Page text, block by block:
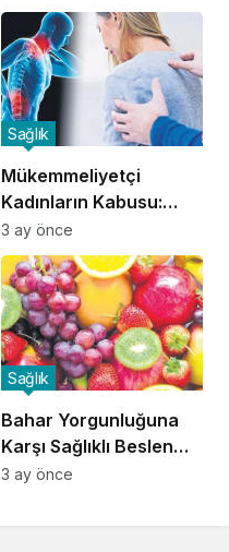
Mükemmeliyetçi
Kadınların Kabusu:
Fibromiyalji!
Sağlık
3 ay önce
Bahar Yorgunluğuna
Karşı Sağlıklı Beslenme
İpuçları
Sağlık
3 ay önce